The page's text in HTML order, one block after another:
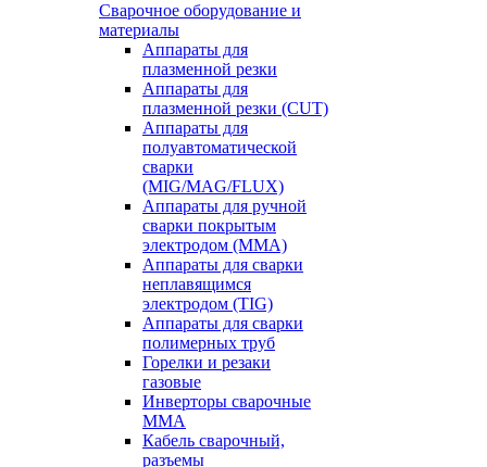
Сварочное оборудование и
материалы
Аппараты для
плазменной резки
Аппараты для
плазменной резки (CUT)
Аппараты для
полуавтоматической
сварки
(MIG/MAG/FLUX)
Аппараты для ручной
сварки покрытым
электродом (MMA)
Аппараты для сварки
неплавящимся
электродом (TIG)
Аппараты для сварки
полимерных труб
Горелки и резаки
газовые
Инверторы сварочные
ММА
Кабель сварочный,
разъемы